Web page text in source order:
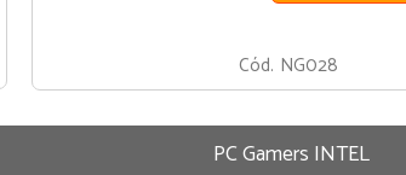
Cód. NG028
PC Gamers INTEL